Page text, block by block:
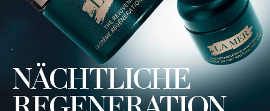
NÄCHTLICHE